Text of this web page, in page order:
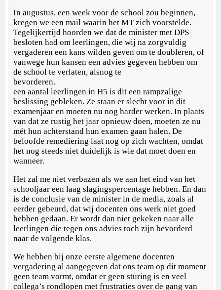
In augustus, een week voor de school zou beginnen,
kregen we een mail waarin het MT zich voorstelde.
Tegelijkertijd hoorden we dat de minister met DPS
besloten had om leerlingen, die wij na zorgvuldig
vergaderen een kans wilden geven om te doubleren, of
vanwege hun kansen een advies gegeven hebben om
de school te verlaten, alsnog te
bevorderen.
een aantal leerlingen in H5 is dit een rampzalige
beslissing gebleken. Ze staan er slecht voor in dit
examenjaar en moeten nu nog harder werken. In plaats
van dat ze rustig het jaar opnieuw doen, moeten ze nu
mét hun achterstand hun examen gaan halen. De
beloofde remediering laat nog op zich wachten, omdat
het nog steeds niet duidelijk is wie dat moet doen en
wanneer.
Het zal me niet verbazen als we aan het eind van het
schooljaar een laag slagingspercentage hebben. En dan
is de conclusie van de minister in de media, zoals al
eerder gebeurd, dat wij docenten ons werk niet goed
hebben gedaan. Er wordt dan niet gekeken naar alle
leerlingen die tegen ons advies toch zijn bevorderd
naar de volgende klas.
We hebben bij onze eerste algemene docenten
vergadering al aangegeven dat ons team op dit moment
geen team vormt, omdat er geen sturing is en veel
collega’s rondlopen met frustraties over de gang van